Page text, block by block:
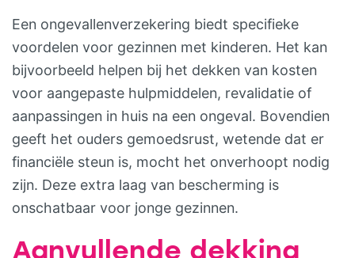
Een ongevallenverzekering biedt specifieke
voordelen voor gezinnen met kinderen. Het kan
bijvoorbeeld helpen bij het dekken van kosten
voor aangepaste hulpmiddelen, revalidatie of
aanpassingen in huis na een ongeval. Bovendien
geeft het ouders gemoedsrust, wetende dat er
financiële steun is, mocht het onverhoopt nodig
zijn. Deze extra laag van bescherming is
onschatbaar voor jonge gezinnen.
Aanvullende dekking